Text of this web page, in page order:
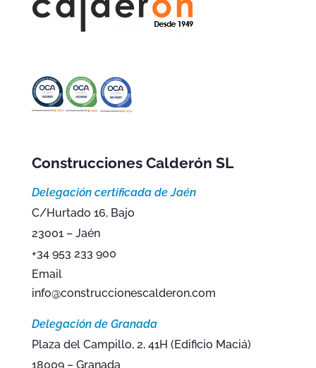
Construcciones Calderón SL
Delegación certificada de Jaén
C/Hurtado 16, Bajo
23001 – Jaén
+34 953 233 900
Email
info@construccionescalderon.com
Delegación de Granada
Plaza del Campillo, 2, 41H (Edificio Maciá)
18009 – Granada